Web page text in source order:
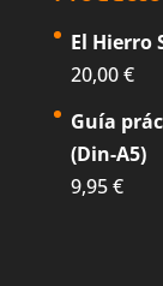
El Hierro
20,00€
Guía
(Din-A5)
9,95€